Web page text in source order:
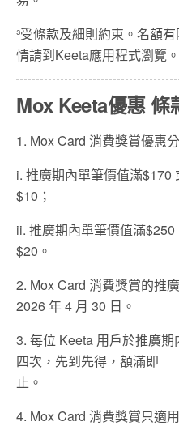
³受條款及細則約束。名額
情請到Keeta應用程式瀏覽。
Mox Keeta優惠 條
1. Mox Card 消費獎賞優惠
i. 推廣期內單筆價值滿$170
$10；
ii. 推廣期內單筆價值滿
$20。
2. Mox Card 消費獎賞的推
2026 年 4 月 30 日。
3. 每位 Keeta 用戶於推廣
四次，先到先得，額滿即
止。
4. Mox Card 消費獎賞只適